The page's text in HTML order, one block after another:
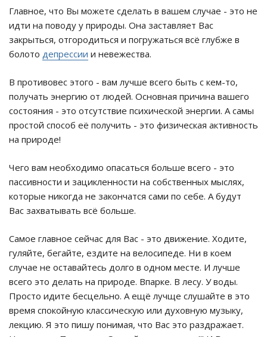
Главное, что Вы можете сделать в вашем случае - это не
идти на поводу у природы. Она заставляет Вас
закрыться, отгородиться и погружаться всё глубже в
болото депрессии и невежества.
В противовес этого - вам лучше всего быть с кем-то,
получать энергию от людей. Основная причина вашего
состояния - это отсутствие психической энергии. А самы
простой способ её получить - это физическая активность
на природе!
Чего вам необходимо опасаться больше всего - это
пассивности и зацикленности на собственных мыслях,
которые никогда не закончатся сами по себе. А будут
Вас захватывать всё больше.
Самое главное сейчас для Вас - это движение. Ходите,
гуляйте, бегайте, ездите на велосипеде. Ни в коем
случае не оставайтесь долго в одном месте. И лучше
всего это делать на природе. Впарке. В лесу. У воды.
Просто идите бесцельно. А ещё лучще слушайте в это
время спокойную классическую или духовную музыку,
лекцию. Я это пишу понимая, что Вас это раздражает.